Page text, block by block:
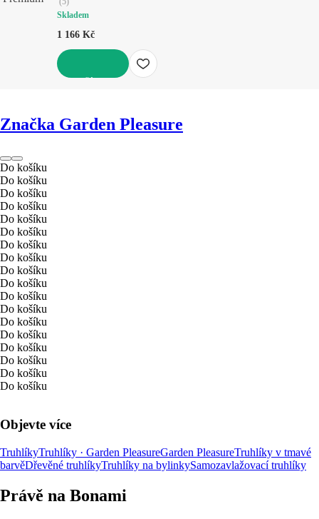
Skladem
1 166 Kč
Značka Garden Pleasure
Do košíku
Do košíku
Do košíku
Do košíku
Do košíku
Do košíku
Do košíku
Do košíku
Do košíku
Do košíku
Do košíku
Do košíku
Do košíku
Do košíku
Do košíku
Do košíku
Do košíku
Do košíku
Objevte více
TruhlíkyTruhlíky · Garden PleasureGarden PleasureTruhlíky v tmavé
barvěDřevěné truhlíkyTruhlíky na bylinkySamozavlažovací truhlíky
Právě na Bonami